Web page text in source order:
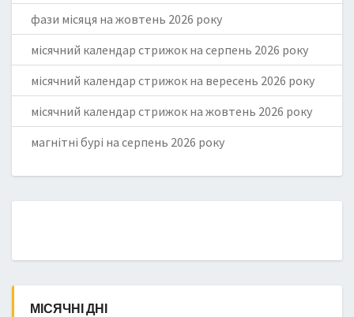
фази місяця на жовтень 2026 року
місячний календар стрижок на серпень 2026 року
місячний календар стрижок на вересень 2026 року
місячний календар стрижок на жовтень 2026 року
магнітні бурі на серпень 2026 року
МІСЯЧНІ ДНІ